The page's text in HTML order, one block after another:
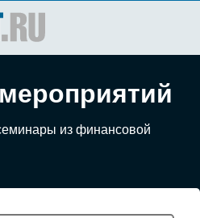
из финансовой